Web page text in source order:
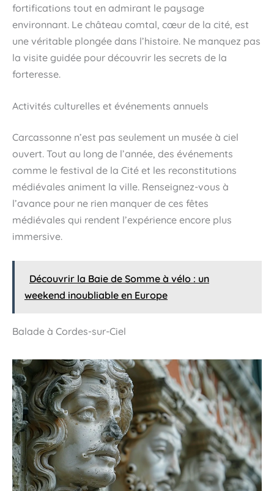
fortifications tout en admirant le paysage
environnant. Le château comtal, cœur de la cité, est
une véritable plongée dans l’histoire. Ne manquez pas
la visite guidée pour découvrir les secrets de la
forteresse.
Activités culturelles et événements annuels
Carcassonne n’est pas seulement un musée à ciel
ouvert. Tout au long de l’année, des événements
comme le festival de la Cité et les reconstitutions
médiévales animent la ville. Renseignez-vous à
l’avance pour ne rien manquer de ces fêtes
médiévales qui rendent l’expérience encore plus
immersive.
Découvrir la Baie de Somme à vélo : un
weekend inoubliable en Europe
Balade à Cordes-sur-Ciel